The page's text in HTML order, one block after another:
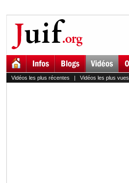
Vidéos les plus récentes | Vidéos les plus vues